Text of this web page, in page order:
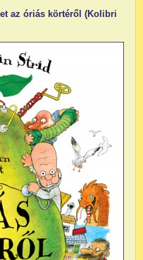
az óriás körtéről (Kolibri